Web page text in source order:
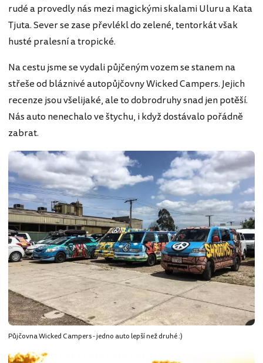
rudé a provedly nás mezi magickými skalami Uluru a Kata
Tjuta. Sever se zase převlékl do zelené, tentorkát však
husté pralesní a tropické.
Na cestu jsme se vydali půjčeným vozem se stanem na
střeše od bláznivé autopůjčovny Wicked Campers. Jejich
recenze jsou všelijaké, ale to dobrodruhy snad jen potěší.
Nás auto nenechalo ve štychu, i když dostávalo pořádně
zabrat.
Půjčovna Wicked Campers - jedno auto lepší než druhé :)